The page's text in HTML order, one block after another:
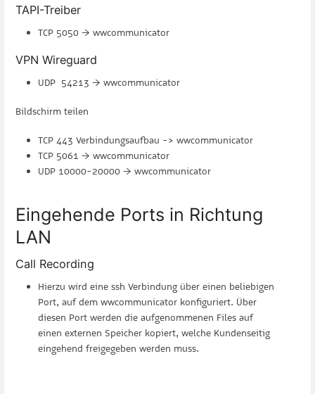
TAPI-Treiber
TCP 5050 → wwcommunicator
VPN Wireguard
UDP 54213 → wwcommunicator
Bildschirm teilen
TCP 443 Verbindungsaufbau -> wwcommunicator
TCP 5061 → wwcommunicator
UDP 10000-20000 → wwcommunicator
Eingehende Ports in Richtung
LAN
Call Recording
Hierzu wird eine ssh Verbindung über einen beliebigen
Port, auf dem wwcommunicator konfiguriert. Über
diesen Port werden die aufgenommenen Files auf
einen externen Speicher kopiert, welche Kundenseitig
eingehend freigegeben werden muss.